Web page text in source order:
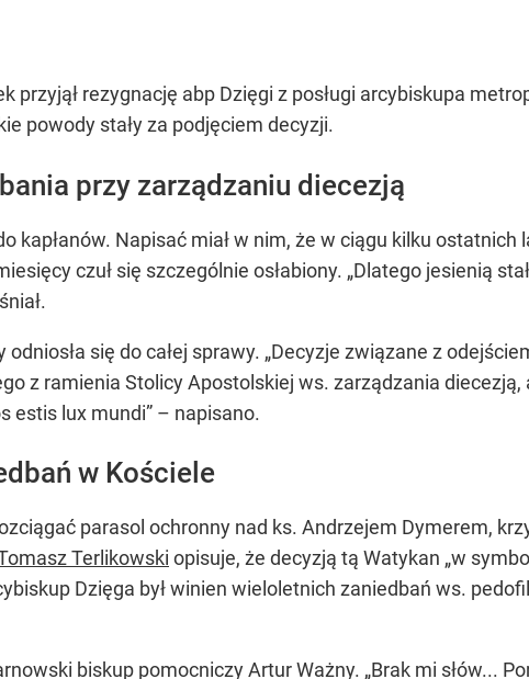
przyjął rezygnację abp Dzięgi z posługi arcybiskupa
powody stały za podjęciem decyzji.
przy zarządzaniu diecezją
kapłanów. Napisać miał w nim, że w ciągu kilku ostatnich
czuł się szczególnie osłabiony. „Dlatego jesienią
się do całej sprawy. „Decyzje związane z
z ramienia Stolicy Apostolskiej ws. zarządzania diecezją,
estis lux mundi” – napisano.
w Kościele
parasol ochronny nad ks. Andrzejem Dymerem,
Terlikowski opisuje, że decyzją tą Watykan „w
Dzięga był winien wieloletnich zaniedbań ws.
biskup pomocniczy Artur Ważny. „Brak mi słów...